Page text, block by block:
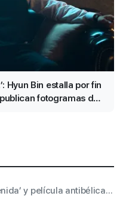
Hyun Bin estalla por fin
fotogramas del
‘Odisea’, la ‘historia entretenida’ y película antibélica que cuenta Christopher Nolan: las impresiones de los periodistas de Cineplay